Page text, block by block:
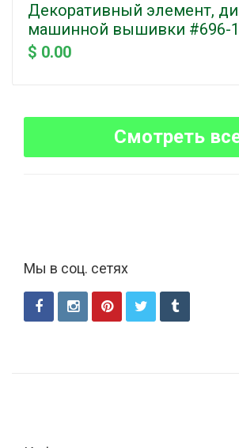
Декоративный элемент,
машинной вышивки #696-1
$ 0.00
Смотреть
Мы в соц. сетях